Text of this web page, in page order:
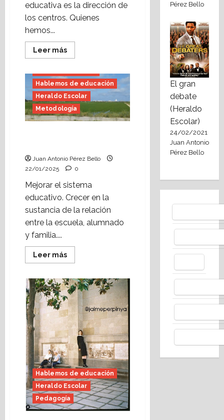
educativa es la dirección de
los centros. Quienes
hemos...
Leer másLeer
más
Equipos
directivos,
orilla
posible
Bachillerato
Educación Infantil
Hablemos de educación
Heraldo Escolar
Metodología
Juan Antonio Pérez Bello
22/01/2025
0
Mejorar el sistema
educativo. Crecer en la
sustancia de la relación
entre la escuela, alumnado
y familia....
Leer másLeer
más
La
emoción
de
aprender
(Heraldo
Escolar)
Hablemos de educación
Heraldo Escolar
Pedagogía
Pérez Bello
El gran
debate
(Heraldo
Escolar)
24/02/2021
Juan Antonio
Pérez Bello